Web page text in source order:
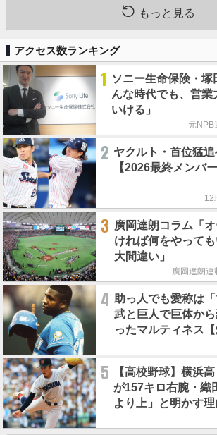
もっと見る
アクセス数ランキング
1 ソニー生命保険・
んな時代でも、営業
いける」
元NPB
2 ヤクルト・首位猛追
【2026最終メンバ
12
3 廣岡達朗コラム「
ければ何をやって
大間違い」
廣岡達朗
4 助っ人でも愛称は
武と巨人で巨体か
ったマルティネス
5
【高校野球】横浜
が157キロ右腕・織
より上」と明かす理